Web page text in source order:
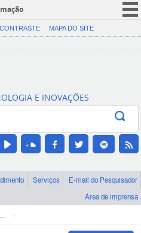
CORONAVÍRUS (COVID-19)
Canais
MAPA DO SITE
E INOVAÇÕES
Serviços
E-mail do Pesquisador
Área de imprensa
Vigentes